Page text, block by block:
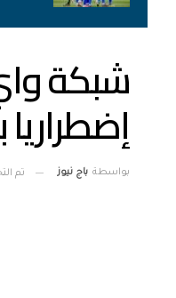
شبكة
بواسطة باج نيوز تم